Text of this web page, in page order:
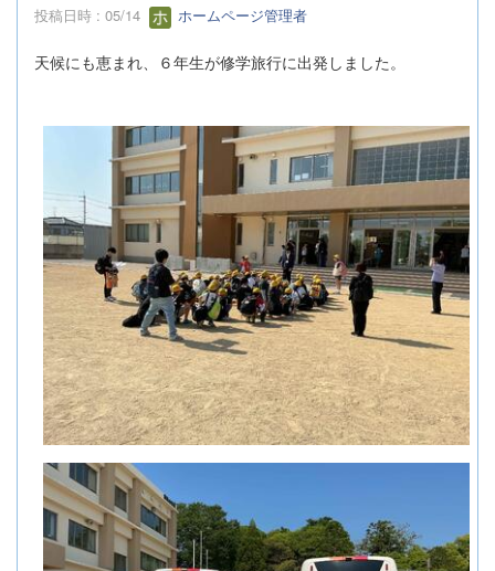
投稿日時 : 05/14 ホームページ管理者
天候にも恵まれ、６年生が修学旅行に出発しました。